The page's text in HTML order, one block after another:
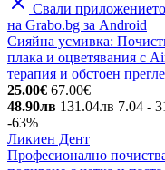
Свали приложението
на Grabo.bg за Android
Сияйна усмивка:
плака и оцветявания с
терапия и обстоен
25.00€ 67.00€
48.90лв 131.04лв 7.04 -
-63%
Ликиен Дент
Професионално